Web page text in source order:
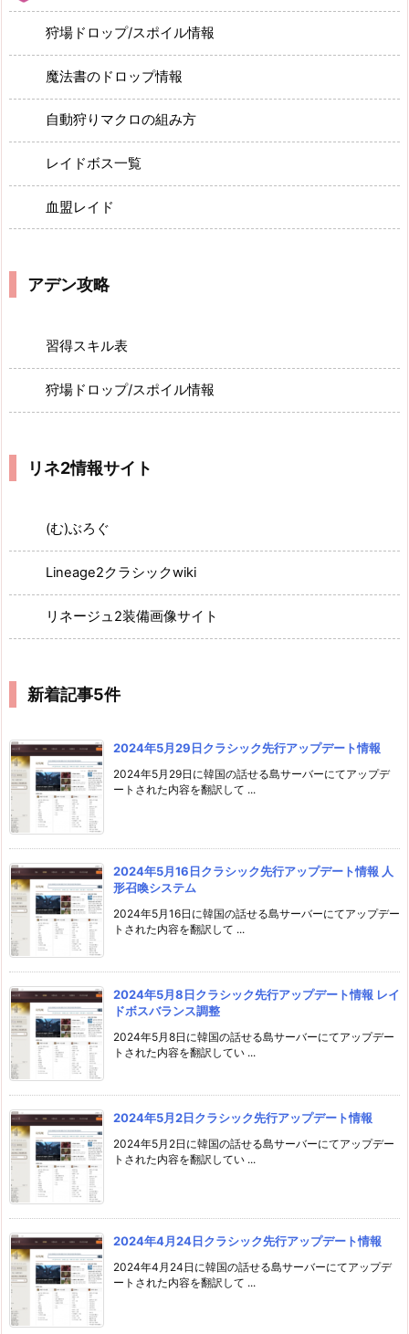
狩場ドロップ/スポイル情報
魔法書のドロップ情報
自動狩りマクロの組み方
レイドボス一覧
血盟レイド
アデン攻略
習得スキル表
狩場ドロップ/スポイル情報
リネ2情報サイト
(む)ぶろぐ
Lineage2クラシックwiki
リネージュ2装備画像サイト
新着記事5件
2024年5月29日クラシック先行アップデート情報
2024年5月29日に韓国の話せる島サーバーにてアップデ
ートされた内容を翻訳して ...
2024年5月16日クラシック先行アップデート情報 人
形召喚システム
2024年5月16日に韓国の話せる島サーバーにてアップデー
トされた内容を翻訳して ...
2024年5月8日クラシック先行アップデート情報 レイ
ドボスバランス調整
2024年5月8日に韓国の話せる島サーバーにてアップデー
トされた内容を翻訳してい ...
2024年5月2日クラシック先行アップデート情報
2024年5月2日に韓国の話せる島サーバーにてアップデー
トされた内容を翻訳してい ...
2024年4月24日クラシック先行アップデート情報
2024年4月24日に韓国の話せる島サーバーにてアップデ
ートされた内容を翻訳して ...